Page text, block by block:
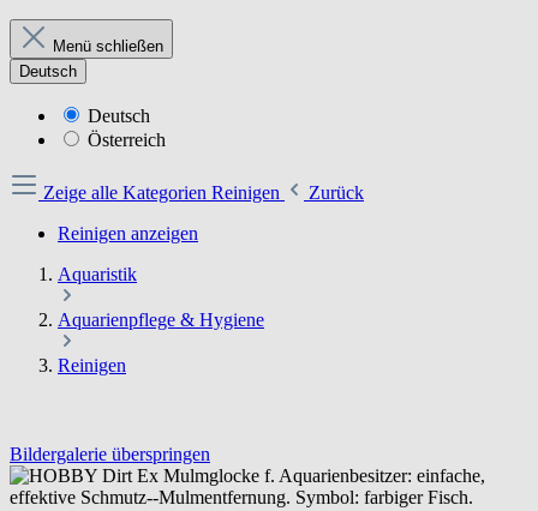
Menü schließen
Deutsch
Deutsch
Österreich
Zeige alle Kategorien Reinigen
Zurück
Reinigen anzeigen
Aquaristik
Aquarienpflege & Hygiene
Reinigen
Bildergalerie überspringen